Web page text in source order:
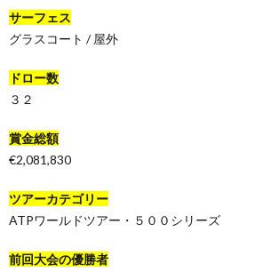
サーフェス
グラスコート / 屋外
ドロー数
３２
賞金総額
€2,081,830
ツアーカテゴリー
ATPワールドツアー・５００シリーズ
前回大会の優勝者